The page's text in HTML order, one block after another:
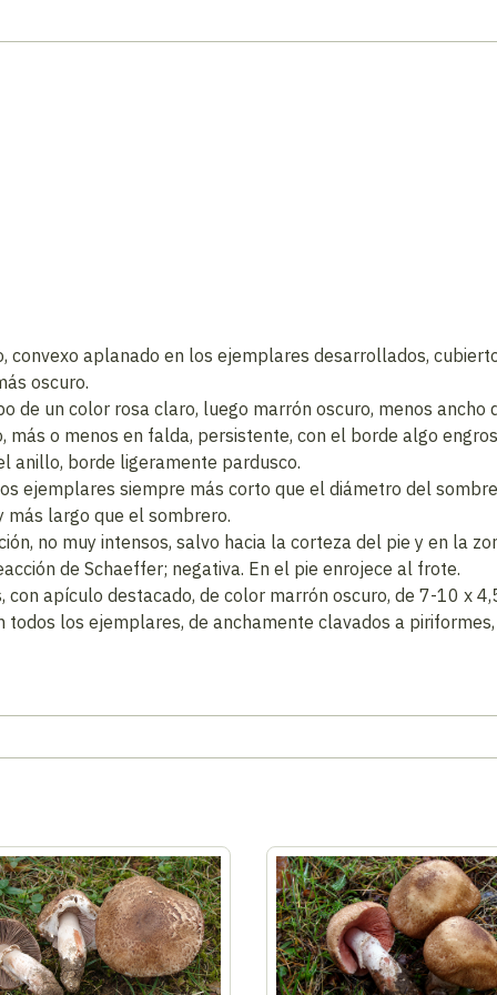
convexo aplanado en los ejemplares desarrollados,
oscuro.
de un color rosa claro, luego marrón oscuro, menos
o menos en falda, persistente, con el borde algo
anillo, borde ligeramente pardusco.
ejemplares siempre más corto que el diámetro del
más largo que el sombrero.
no muy intensos, salvo hacia la corteza del pie y en la
de Schaeffer; negativa. En el pie enrojece al frote.
apículo destacado, de color marrón oscuro, de 7-10 x
los ejemplares, de anchamente clavados a